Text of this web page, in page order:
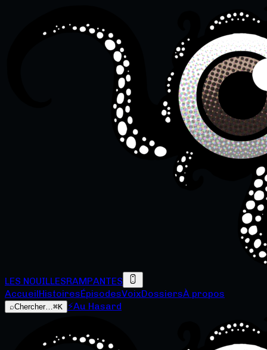
LES NOUILLESRAMPANTES
AccueilHistoiresÉpisodesVoixDossiersÀ propos
⌕Chercher…⌘K ⚡Au Hasard